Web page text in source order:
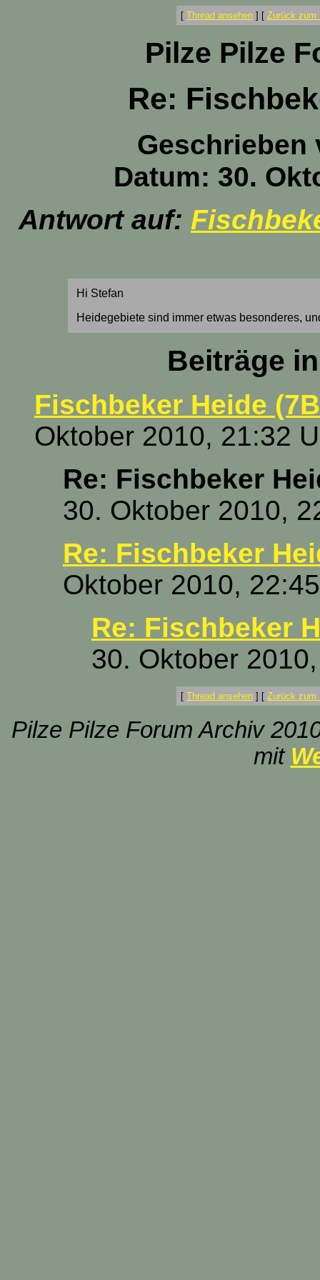
[ Thread ansehen ] [ Zurück zum
Pilze Pilze
Re:
Datum: 30.
Antwort auf:
Hi Stefan
Heidegebiete sind immer etwas besonderes,
Beiträge
Fischbeker Heide
Oktober 2010, 21:32
Re: Fischbeker
30. Oktober 2010,
Re: Fischbeker
Oktober 2010,
Re: Fischbeker
30. Oktober
[ Thread ansehen ] [ Zurück zum
Pilze Pilze Forum Archiv
mit